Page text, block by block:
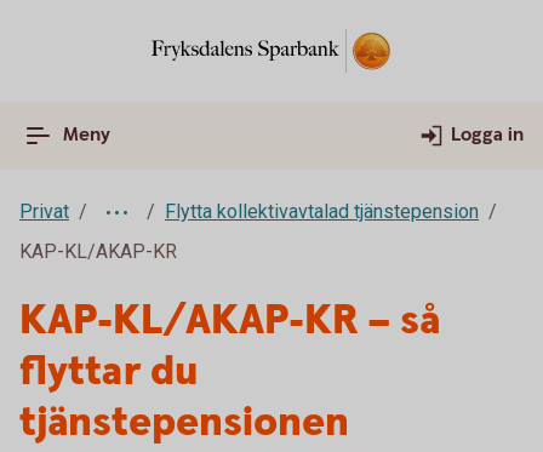
Meny Logga in
Privat
Flytta kollektivavtalad tjänstepension
KAP-KL/AKAP-KR
KAP-KL/AKAP-KR – så
flyttar du
tjänstepensionen